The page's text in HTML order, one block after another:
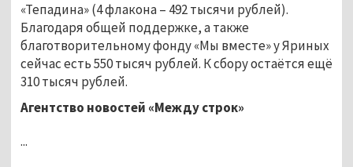
«Тепадина» (4 флакона – 492 тысячи рублей).
Благодаря общей поддержке, а также
благотворительному фонду «Мы вместе» у Яриных
сейчас есть 550 тысяч рублей. К сбору остаётся ещё
310 тысяч рублей.
Агентство новостей «Между строк»
...